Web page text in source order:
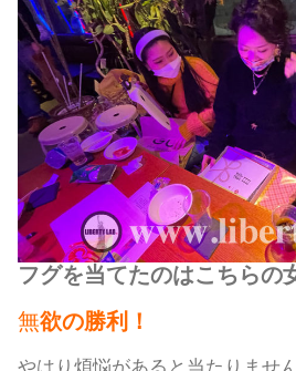
フグを当てたのはこちらの
無欲の勝利！